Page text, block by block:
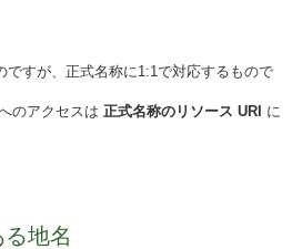
ですが、正式名称に1:1で対応するもので
のアクセスは 正式名称のリソース URI に
地名